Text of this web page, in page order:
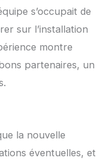
s’occupait de
sur l’installation
montre
partenaires, un
la nouvelle
éventuelles, et